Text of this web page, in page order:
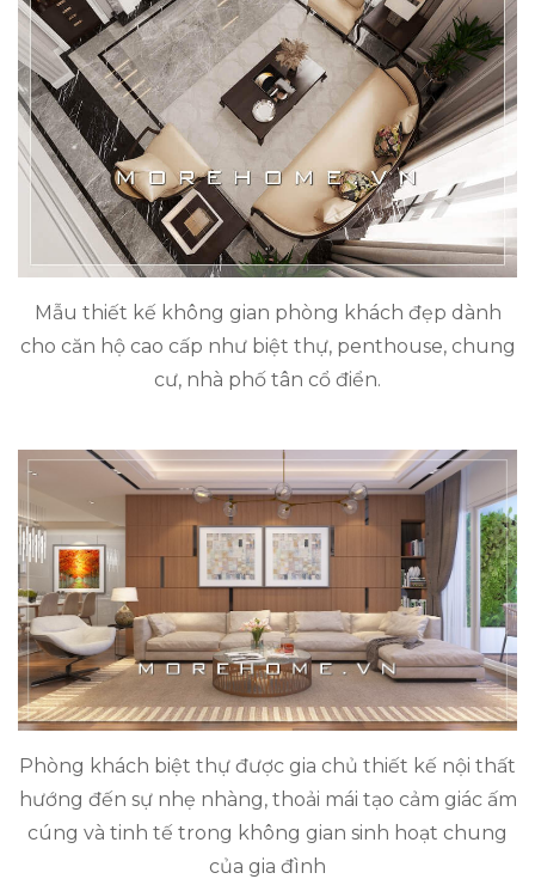
Mẫu thiết kế không gian phòng khách đẹp dành
cho căn hộ cao cấp như biệt thự, penthouse, chung
cư, nhà phố tân cổ điển.
Phòng khách biệt thự được gia chủ thiết kế nội thất
hướng đến sự nhẹ nhàng, thoải mái tạo cảm giác ấm
cúng và tinh tế trong không gian sinh hoạt chung
của gia đình